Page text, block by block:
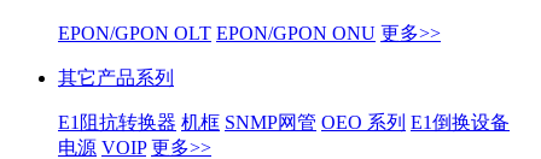
EPON/GPON OLT EPON/GPON ONU 更多>>
其它产品系列
E1阻抗转换器 机框 SNMP网管 OEO 系列 E1倒换设备
电源 VOIP 更多>>